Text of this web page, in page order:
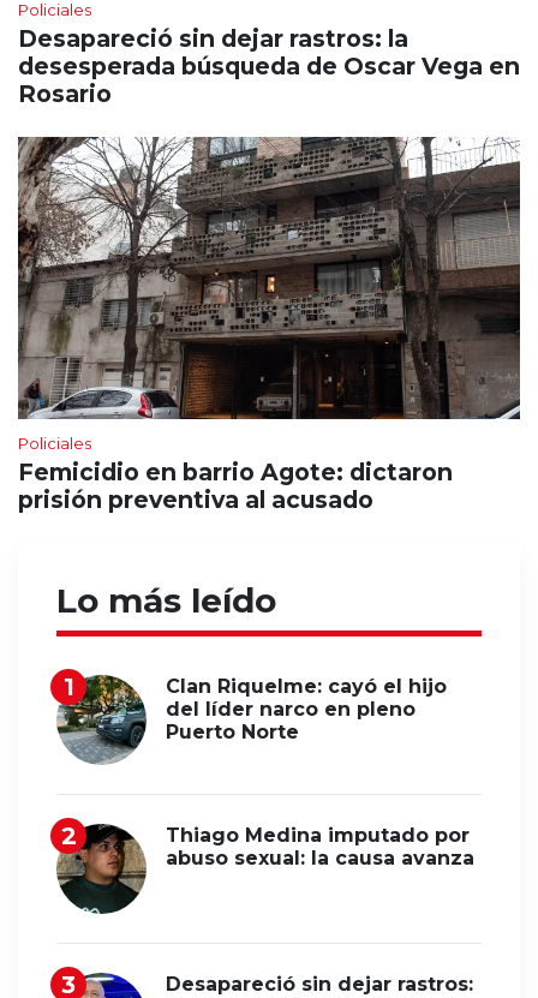
Policiales
Desapareció sin dejar rastros: la
desesperada búsqueda de Oscar Vega en
Rosario
Policiales
Femicidio en barrio Agote: dictaron
prisión preventiva al acusado
Lo más leído
Clan Riquelme: cayó el hijo
del líder narco en pleno
Puerto Norte
Thiago Medina imputado por
abuso sexual: la causa avanza
Desapareció sin dejar rastros: